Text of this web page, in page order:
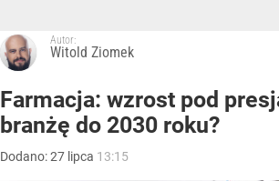
Autor:
Witold Ziomek
Farmacja: wzrost pod
branżę do 2030 roku?
Dodano:27 lipca 13:15